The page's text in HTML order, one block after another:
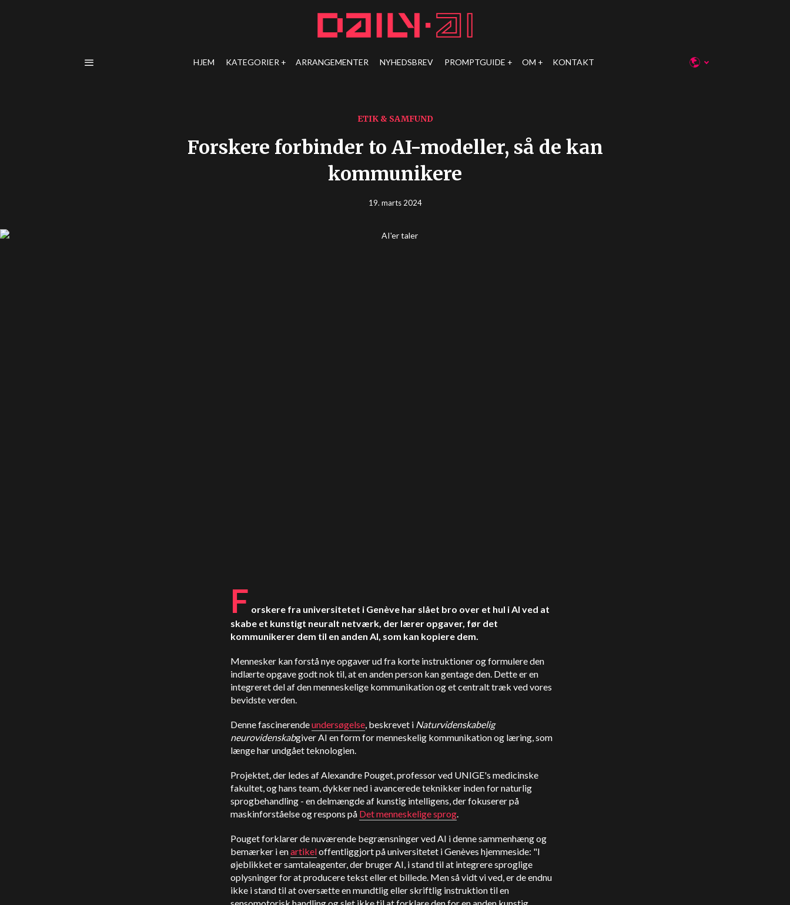
HJEM KATEGORIER ARRANGEMENTER NYHEDSBREV PROMPTGUIDE OM KONTAKT
ETIK & SAMFUND
Forskere forbinder to AI-modeller, så de kan
kommunikere
19. marts 2024
F orskere fra universitetet i Genève har slået bro over et hul i AI ved at
skabe et kunstigt neuralt netværk, der lærer opgaver, før det
kommunikerer dem til en anden AI, som kan kopiere dem.
Mennesker kan forstå nye opgaver ud fra korte instruktioner og formulere den
indlærte opgave godt nok til, at en anden person kan gentage den. Dette er en
integreret del af den menneskelige kommunikation og et centralt træk ved vores
bevidste verden.
Denne fascinerendeundersøgelse, beskrevet i Naturvidenskabelig
neurovidenskabgiver AI en form for menneskelig kommunikation og læring, som
længe har undgået teknologien.
Projektet, der ledes af Alexandre Pouget, professor ved UNIGE's medicinske
fakultet, og hans team, dykker ned i avancerede teknikker inden for naturlig
sprogbehandling - en delmængde af kunstig intelligens, der fokuserer på
maskinforståelse og respons på Det menneskelige sprog.
Pouget forklarer de nuværende begrænsninger ved AI i denne sammenhæng og
bemærker i enartikeloffentliggjort på universitetet i Genèves hjemmeside: "I
øjeblikket er samtaleagenter, der bruger AI, i stand til at integrere sproglige
oplysninger for at producere tekst eller et billede. Men så vidt vi ved, er de endnu
ikke i stand til at oversætte en mundtlig eller skriftlig instruktion til en